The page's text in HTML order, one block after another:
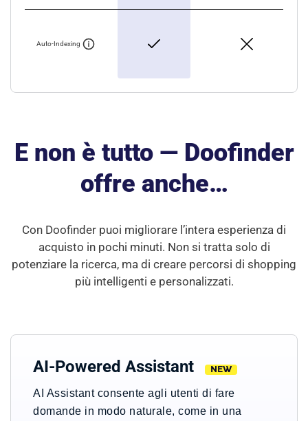
Auto-Indexing
E non è tutto — Doofinder
offre anche…
Con Doofinder puoi migliorare l’intera esperienza di
acquisto in pochi minuti. Non si tratta solo di
potenziare la ricerca, ma di creare percorsi di shopping
più intelligenti e personalizzati.
AI-Powered Assistant NEW
AI Assistant consente agli utenti di fare
domande in modo naturale, come in una